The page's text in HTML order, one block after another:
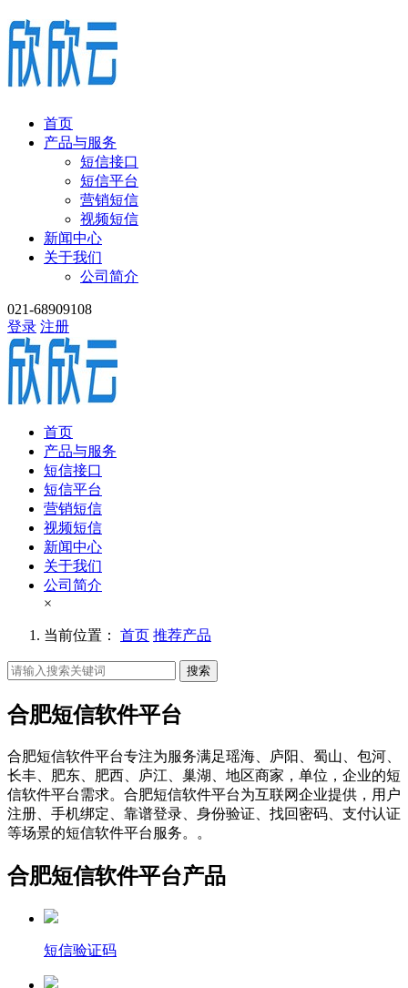
首页
产品与服务
短信接口
短信平台
营销短信
视频短信
新闻中心
关于我们
公司简介
021-68909108
登录 注册
首页
产品与服务
短信接口
短信平台
营销短信
视频短信
新闻中心
关于我们
公司简介
×
当前位置： 首页 推荐产品
搜索
合肥短信软件平台
合肥短信软件平台专注为服务满足瑶海、庐阳、蜀山、包河、
长丰、肥东、肥西、庐江、巢湖、地区商家，单位，企业的短
信软件平台需求。合肥短信软件平台为互联网企业提供，用户
注册、手机绑定、靠谱登录、身份验证、找回密码、支付认证
等场景的短信软件平台服务。。
合肥短信软件平台产品
短信验证码